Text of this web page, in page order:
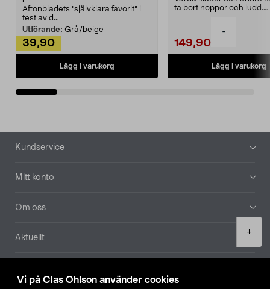
Vi på Clas Ohlson använder cookies
-
+
Aftonbladets "självklara favorit” i
test av d...
Utförande: Grå/beige
39,90
Lägg i varukorg
ta bort noppor och ludd.
149,90
Lägg i varukorg
Sidfot
Kundservice
Mitt konto
Om oss
Aktuellt